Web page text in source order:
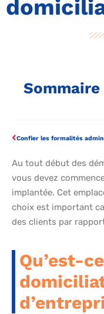
Sommaire
Au tout début des
vous devez
implantée. Cet
choix est important
des clients par
Qu’est-